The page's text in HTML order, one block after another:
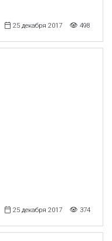
25 декабря 2017 498
25 декабря 2017 374